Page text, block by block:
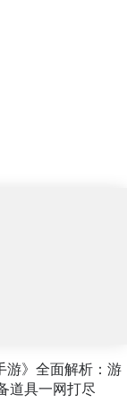
游》全面解析：游
道具一网打尽